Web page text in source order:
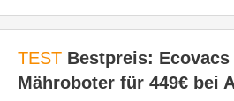
TEST Bestpreis: Ecovacs
Mähroboter für 449€ bei